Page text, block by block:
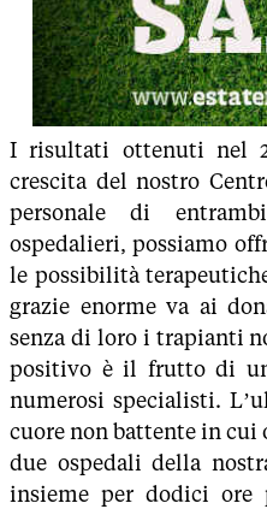
I risultati ottenuti nel
crescita del nostro
personale di
ospedalieri, possiamo
le possibilità
grazie enorme va ai
senza di loro i trapianti
positivo è il frutto di
numerosi specialisti.
cuore non battente in cui
due ospedali della
insieme per dodici